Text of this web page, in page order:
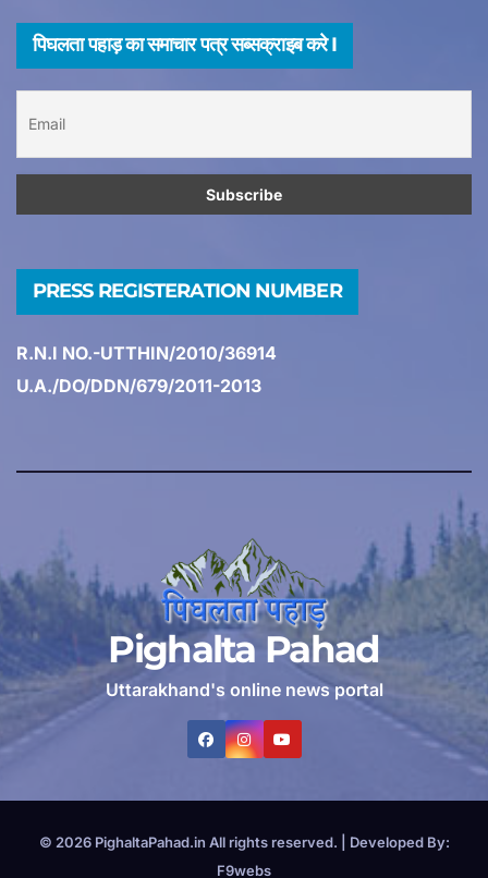
पिघलता पहाड़ का समाचार पत्र सब्सक्राइब करे I
PRESS REGISTERATION NUMBER
R.N.I NO.-UTTHIN/2010/36914
U.A./DO/DDN/679/2011-2013
Pighalta Pahad
Uttarakhand's online news portal
© 2026 PighaltaPahad.in All rights reserved.
Developed By:
F9webs